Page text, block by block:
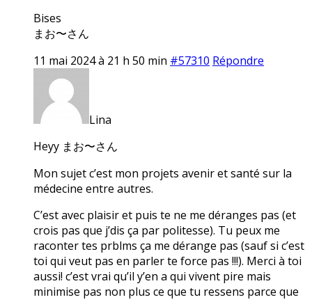
Bises
まお〜さん
11 mai 2024 à 21 h 50 min #57310 Répondre
Lina
Heyy まお〜さん
Mon sujet c’est mon projets avenir et santé sur la
médecine entre autres.
C’est avec plaisir et puis te ne me déranges pas (et
crois pas que j’dis ça par politesse). Tu peux me
raconter tes prblms ça me dérange pas (sauf si c’est
toi qui veut pas en parler te force pas !!!). Merci à toi
aussi! c’est vrai qu’il y’en a qui vivent pire mais
minimise pas non plus ce que tu ressens parce que